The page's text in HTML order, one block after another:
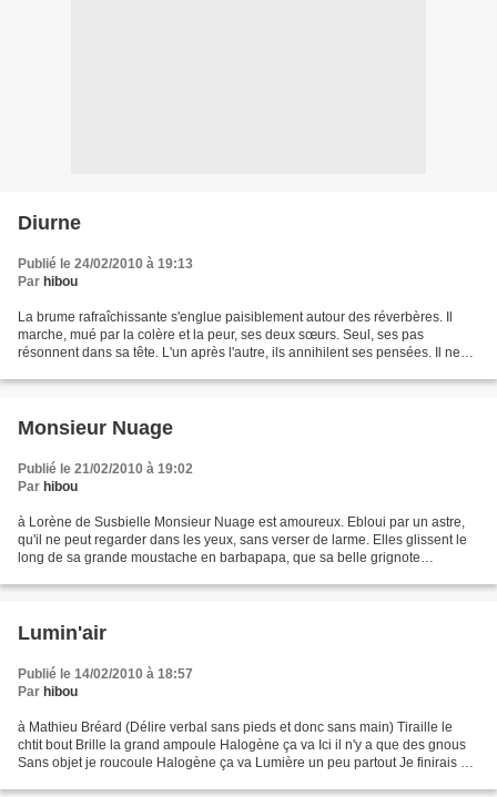
Diurne
Publié le 24/02/2010 à 19:13
Par hibou
La brume rafraîchissante s'englue paisiblement autour des réverbères. Il
marche, mué par la colère et la peur, ses deux sœurs. Seul, ses pas
résonnent dans sa tête. L'un après l'autre, ils annihilent ses pensées. Il ne
Monsieur Nuage
Publié le 21/02/2010 à 19:02
Par hibou
à Lorène de Susbielle Monsieur Nuage est amoureux. Ebloui par un astre,
qu'il ne peut regarder dans les yeux, sans verser de larme. Elles glissent le
long de sa grande moustache en barbapapa, que sa belle grignote
Lumin'air
Publié le 14/02/2010 à 18:57
Par hibou
à Mathieu Bréard (Délire verbal sans pieds et donc sans main) Tiraille le
chtit bout Brille la grand ampoule Halogène ça va Ici il n'y a que des gnous
Sans objet je roucoule Halogène ça va Lumière un peu partout Je finirais ma